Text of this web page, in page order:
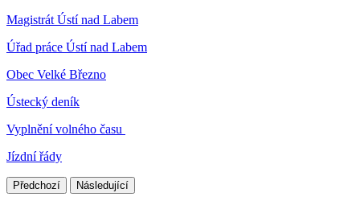
Magistrát Ústí nad Labem
Úřad práce Ústí nad Labem
Obec Velké Březno
Ústecký deník
Vyplnění volného času
Jízdní řády
Předchozí Následující